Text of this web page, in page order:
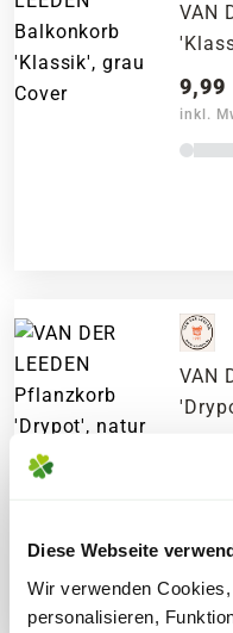
Diese Webseite
Wir verwenden
personalisieren,
VAN
9,99
inkl.
VAN